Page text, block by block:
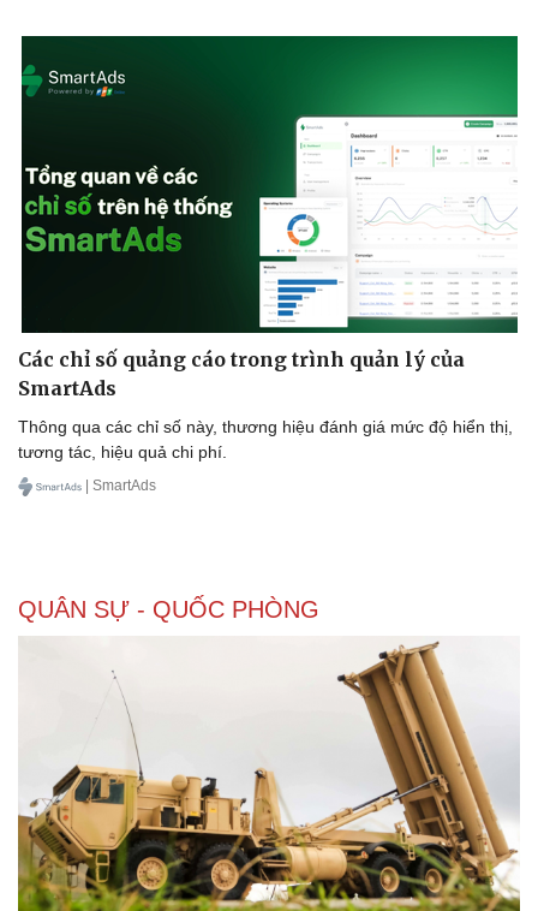
Doanh nghiệp
Thông tin doanh nghiệp
Doanh nghiệp 24h
Công nghệ
Sành điệu
Tin Công nghệ
Các chỉ số quảng cáo trong trình quản lý của
SmartAds
Thông qua các chỉ số này, thương hiệu đánh giá mức độ hiển thị,
tương tác, hiệu quả chi phí.
| SmartAds
QUÂN SỰ - QUỐC PHÒNG